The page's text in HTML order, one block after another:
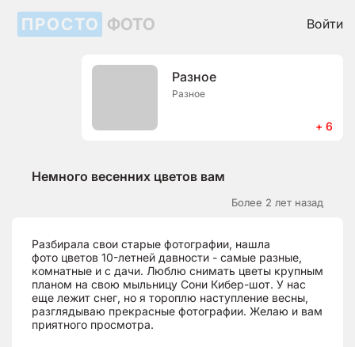
ПРОСТО ФОТО Войти
Разное
Разное
+ 6
Немного весенних цветов вам
Более 2 лет назад
Разбирала свои старые фотографии, нашла
фото цветов 10-летней давности - самые разные,
комнатные и с дачи. Люблю снимать цветы крупным
планом на свою мыльницу Сони Кибер-шот. У нас
еще лежит снег, но я тороплю наступление весны,
разглядываю прекрасные фотографии. Желаю и вам
приятного просмотра.